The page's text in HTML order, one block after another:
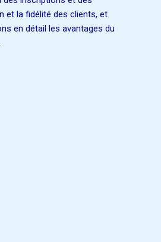
et la fidélité des clients, et
en détail les avantages du